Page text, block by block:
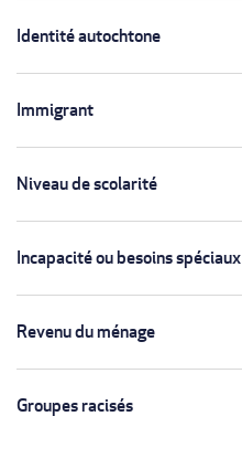
Identité autochtone
Immigrant
Niveau de scolarité
Incapacité ou besoins spéciaux
Revenu du ménage
Groupes racisés